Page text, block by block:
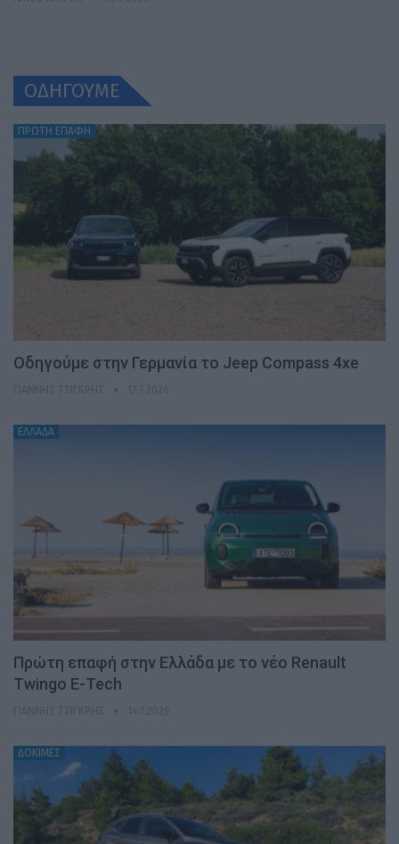
ΟΔΗΓΟΥΜΕ
ΠΡΩΤΗ ΕΠΑΦΗ
Οδηγούμε στην Γερμανία το Jeep Compass 4xe
ΕΛΛΑΔΑ
Πρώτη επαφή στην Ελλάδα με το νέο Renault
Twingo E-Tech
ΔΟΚΙΜΕΣ